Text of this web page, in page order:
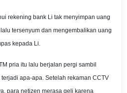
rekening bank Li tak menyimpan uang
tersenyum dan mengembalikan uang
kepada Li.
pria itu lalu berjalan pergi sambil
apa-apa. Setelah rekaman CCTV
para netizen merasa geli karena